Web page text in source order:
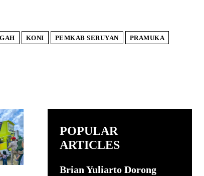
KONI PEMKAB SERUYAN
PRAMUKA
POPULAR
ARTICLES
Brian Yuliarto Dorong